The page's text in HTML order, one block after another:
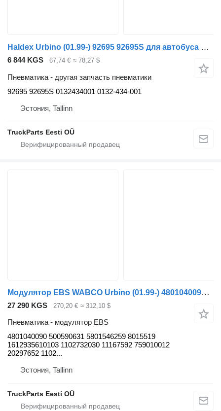
Haldex Urbino (01.99-) 92695 92695S для автобуса Solaris Urbino, Alpino, Vacanza (1999-)
6 844 KGS 67,74 € ≈ 78,27 $
Пневматика - другая запчасть пневматики
92695 92695S 0132434001 0132-434-001
Эстония, Tallinn
TruckParts Eesti OÜ
Модулятор EBS WABCO Urbino (01.99-) 4801040090 для автобуса Solaris Urbino, Alpino, Vacanza (1999-)
27 290 KGS 270,20 € ≈ 312,10 $
Пневматика - модулятор EBS
4801040090 500590631 5801546259 8015519
1612935610103 1102732030 11167592 759010012
20297652 1102...
Эстония, Tallinn
TruckParts Eesti OÜ